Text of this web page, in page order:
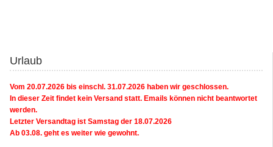
Urlaub
Vom 20.07.2026 bis einschl. 31.07.2026 haben wir geschlossen.
In dieser Zeit findet kein Versand statt. Emails können nicht beantwortet
werden.
Letzter Versandtag ist Samstag der 18.07.2026
Ab 03.08. geht es weiter wie gewohnt.